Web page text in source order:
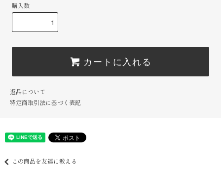
購入数
カートに入れる
返品について
特定商取引法に基づく表記
この商品を友達に教える